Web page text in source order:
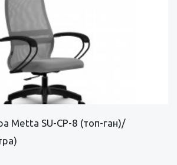
Metta SU-CP-8 (топ-ган)/